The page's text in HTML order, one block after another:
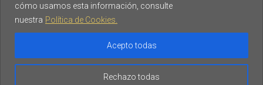
cómo usamos esta información, consulte
nuestra Política de Cookies.
Rechazo todas
Acepto todas